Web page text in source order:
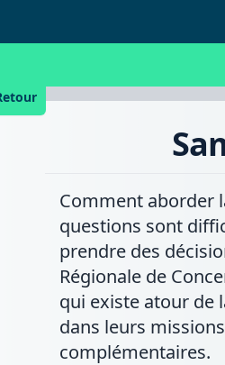
Comment aborder
questions sont
prendre des
Régionale de
qui existe atour de
dans leurs
complémentaires.